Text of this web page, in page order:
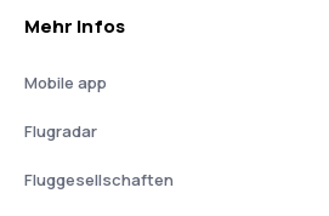
Mehr Infos
Mobile app
Flugradar
Fluggesellschaften